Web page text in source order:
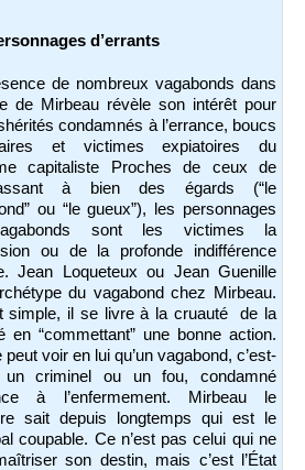
d’errants
de nombreux vagabonds dans
de Mirbeau révèle son intérêt pour
condamnés à l’errance, boucs
et victimes expiatoires du
capitaliste Proches de ceux de
à bien des égards (“le
ou “le gueux”), les personnages
sont les victimes la
ou de la profonde indifférence
Jean Loqueteux ou Jean Guenille
du vagabond chez Mirbeau.
simple, il se livre à la cruauté de la
en “commettant” une bonne action.
peut voir en lui qu’un vagabond, c’est-
un criminel ou un fou, condamné
à l’enfermement. Mirbeau le
sait depuis longtemps qui est le
coupable. Ce n’est pas celui qui ne
son destin, mais c’est l’État